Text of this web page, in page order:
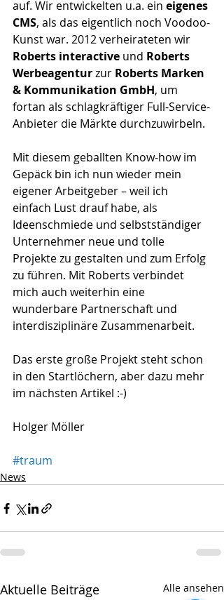
auf. Wir entwickelten u.a. ein eigenes
CMS, als das eigentlich noch Voodoo-
Kunst war. 2012 verheirateten wir
Roberts interactive und Roberts
Werbeagentur zur Roberts Marken
& Kommunikation GmbH, um
fortan als schlagkräftiger Full-Service-
Anbieter die Märkte durchzuwirbeln.
Mit diesem geballten Know-how im
Gepäck bin ich nun wieder mein
eigener Arbeitgeber – weil ich
einfach Lust drauf habe, als
Ideenschmiede und selbstständiger
Unternehmer neue und tolle
Projekte zu gestalten und zum Erfolg
zu führen. Mit Roberts verbindet
mich auch weiterhin eine
wunderbare Partnerschaft und
interdisziplinäre Zusammenarbeit.
Das erste große Projekt steht schon
in den Startlöchern, aber dazu mehr
im nächsten Artikel :-)
Holger Möller
#traum
News
Aktuelle Beiträge Alle ansehen